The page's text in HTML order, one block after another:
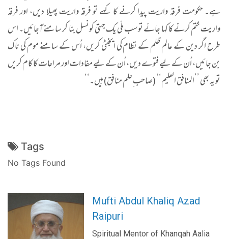
ہے۔ حکومت فرقہ واریت پیدا کرنے کا کہے تو فرقہ واریت پھیلا دیں، اور فرقہ
واریت ختم کرنے کا کہا جائے تو سب ملّی یک جہتی کونسل بنا کر سامنے آجائیں۔ اس
طرح اگر دین کے عالم ظلم کے نظام کی ایجنٹی کریں، اُس کے سامنے موم کی ناک
بن جائیں، اُن کے لیے فتوے دیں، اُن کے لیے مفادات اور مراعات کا کام کریں
تو یہ بھی ’’المنافق العلیم‘‘ (صاحب ِعلم منافق) ہیں۔‘‘
Tags
No Tags Found
Mufti Abdul Khaliq Azad
Raipuri
Spiritual Mentor of Khanqah Aalia